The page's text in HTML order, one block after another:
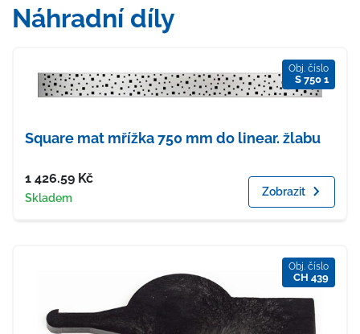
Náhradní díly
Obj. číslo
S 750 1
Square mat mřížka 750 mm do linear. žlabu
Cena
1 426.59 Kč
Dostupnost
Skladem Zobrazit
Obj. číslo
CH 439